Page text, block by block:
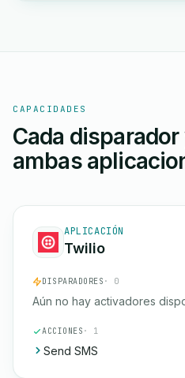
CAPACIDADES
Cada
ambas
APLICACIÓN
Twilio
DISPARADORES · 0
Aún no hay activadores
ACCIONES · 1
Send SMS